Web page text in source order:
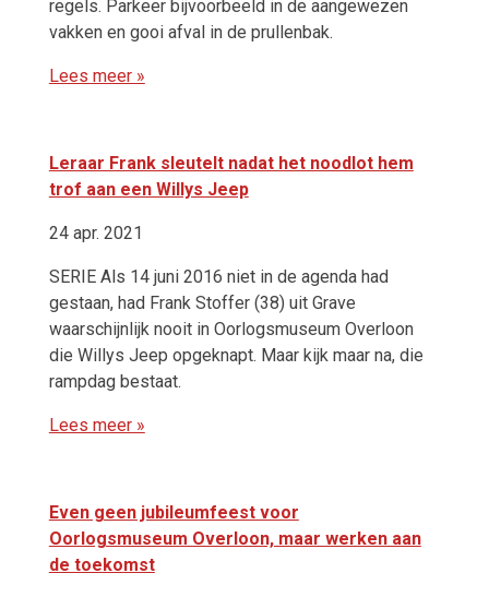
regels. Parkeer bijvoorbeeld in de aangewezen
vakken en gooi afval in de prullenbak.
Lees meer »
Leraar Frank sleutelt nadat het noodlot hem
trof aan een Willys Jeep
24 apr. 2021
SERIE Als 14 juni 2016 niet in de agenda had
gestaan, had Frank Stoffer (38) uit Grave
waarschijnlijk nooit in Oorlogsmuseum Overloon
die Willys Jeep opgeknapt. Maar kijk maar na, die
rampdag bestaat.
Lees meer »
Even geen jubileumfeest voor
Oorlogsmuseum Overloon, maar werken aan
de toekomst